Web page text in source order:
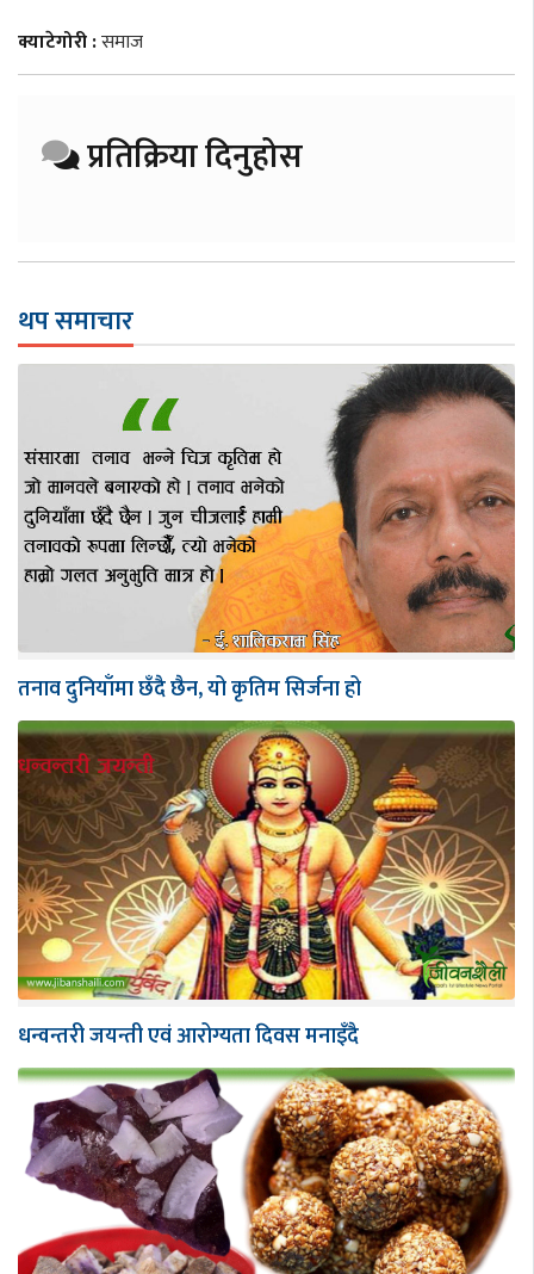
क्याटेगोरी :समाज
प्रतिक्रिया दिनुहोस
थप समाचार
तनाव दुनियाँमा छँदै छैन, यो कृतिम सिर्जना हो
धन्वन्तरी जयन्ती एवं आरोग्यता दिवस मनाइँदै